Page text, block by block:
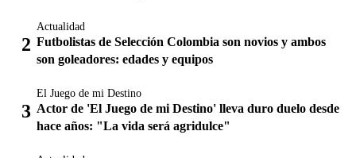
Actualidad
Futbolistas de Selección Colombia son novios y ambos
son goleadores: edades y equipos
El Juego de mi Destino
Actor de 'El Juego de mi Destino' lleva duro duelo desde
hace años: "La vida será agridulce"